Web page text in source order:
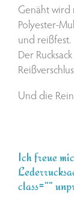
Genäht wird
Polyester-
und reißfest.
Der
Und die
Ich freue
class=““